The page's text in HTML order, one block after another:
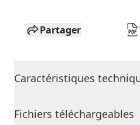
Partager
Caractéristiques
Fichiers téléchargeables